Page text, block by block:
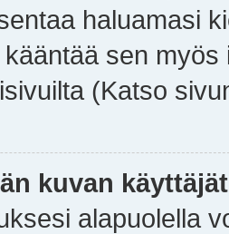
haluamasi
sen
(Katso
kuvan
alapuolella